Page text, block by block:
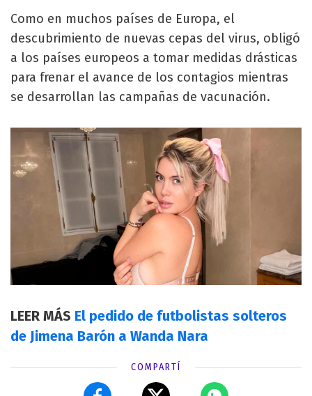
Como en muchos países de Europa, el
descubrimiento de nuevas cepas del virus, obligó
a los países europeos a tomar medidas drásticas
para frenar el avance de los contagios mientras
se desarrollan las campañas de vacunación.
LEER MÁS El pedido de futbolistas solteros
de Jimena Barón a Wanda Nara
COMPARTÍ